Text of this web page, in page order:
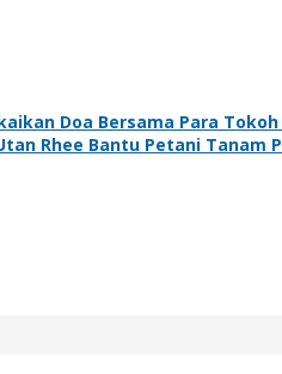
Doa Bersama Para Tokoh
Rhee Bantu Petani Tanam